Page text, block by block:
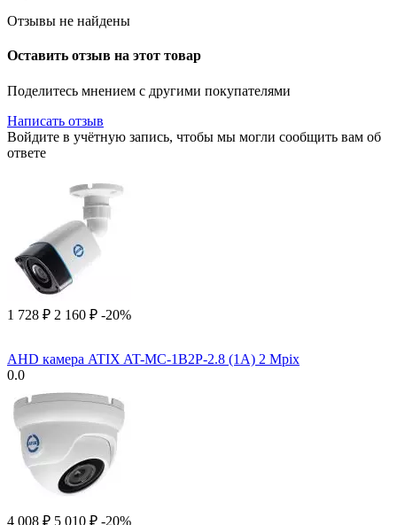
Отзывы не найдены
Оставить отзыв на этот товар
Поделитесь мнением с другими покупателями
Написать отзыв
Войдите в учётную запись, чтобы мы могли сообщить вам об
ответе
1 728 ₽ 2 160 ₽ -20%
AHD камера ATIX AT-MC-1B2P-2.8 (1A) 2 Mpix
0.0
4 008 ₽ 5 010 ₽ -20%